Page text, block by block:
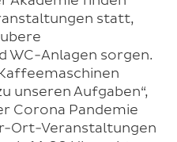
statt,
WC-Anlagen sorgen.
unseren Aufgaben“,
Corona Pandemie
Ort-Veranstaltungen